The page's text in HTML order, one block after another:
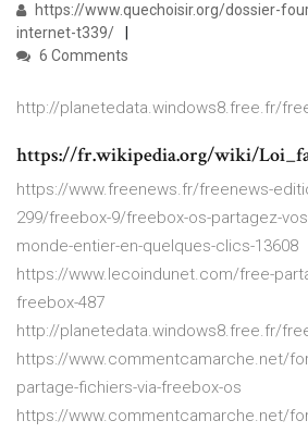
https://www.quechoisir.org/dossier-
internet-t339/
6 Comments
http://planetedata.windows8.free.fr/
https://fr.wikipedia.org/wiki/
https://www.freenews.fr/freenews-
299/freebox-9/freebox-os-partagez-
monde-entier-en-quelques-clics-13608
https://www.lecoindunet.com/free-
freebox-487
http://planetedata.windows8.free.fr/
https://www.commentcamarche.net/
partage-fichiers-via-freebox-os
https://www.commentcamarche.net/